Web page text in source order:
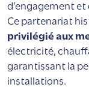
d’engagement
Ce partenariat
privilégié aux
électricité,
garantissant la
installations.